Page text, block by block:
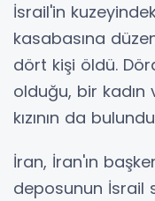
İsrail'in
kasabasına
dört kişi öldü.
olduğu, bir kadın
kızının da
İran, İran'ın
deposunun İsrail